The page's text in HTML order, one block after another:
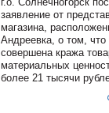
заявление от
магазина,
Андреевка, о том,
совершена кража
материальных
более 21 тысячи